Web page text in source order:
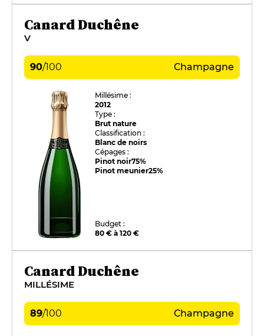
Canard Duchêne
V
90/100 Champagne
Millésime :
2012
Type :
Brut nature
Classification :
Blanc de noirs
Cépages :
Pinot noir75%
Pinot meunier25%
Budget :
80 € à 120 €
Canard Duchêne
MILLÉSIME
89/100 Champagne